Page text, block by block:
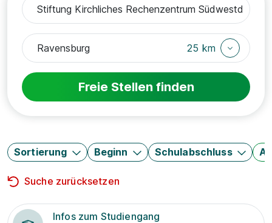
25 km
Freie Stellen finden
Sortierung Beginn Schulabschluss
Suche zurücksetzen
Infos zum Studiengang